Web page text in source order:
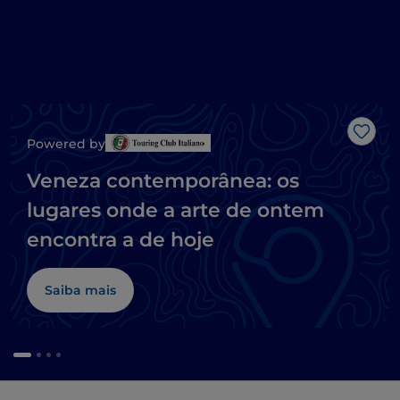
Powered by
Veneza contemporânea: os
lugares onde a arte de ontem
encontra a de hoje
Saiba mais